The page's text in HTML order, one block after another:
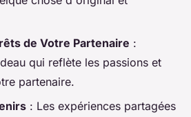
de Votre Partenaire :
qui reflète les passions et
partenaire.
: Les expériences partagées